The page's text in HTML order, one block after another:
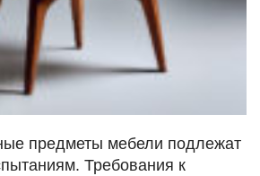
предметы мебели подлежат
Требования к